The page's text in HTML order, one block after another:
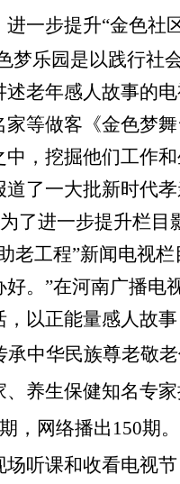
一步提升“金色社
梦乐园是以践行社
老年感人故事的
等做客《金色梦
，挖掘他们工作
了一大批新时代
了进一步提升栏
老工程”新闻电视
。”在河南广播电
以正能量感人故
承中华民族尊老敬
养生保健知名专
，网络播出150期
听课和收看电视